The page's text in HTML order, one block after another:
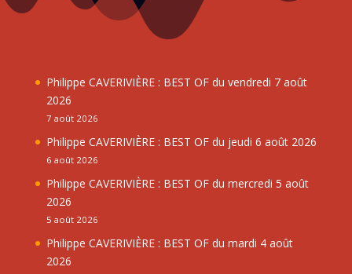
Philippe CAVERIVIÈRE : BEST OF du vendredi 7 août
2026
7 août 2026
Philippe CAVERIVIÈRE : BEST OF du jeudi 6 août 2026
6 août 2026
Philippe CAVERIVIÈRE : BEST OF du mercredi 5 août
2026
5 août 2026
Philippe CAVERIVIÈRE : BEST OF du mardi 4 août
2026